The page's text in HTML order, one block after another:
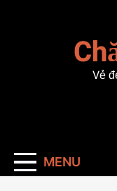
Vẻ
MENU